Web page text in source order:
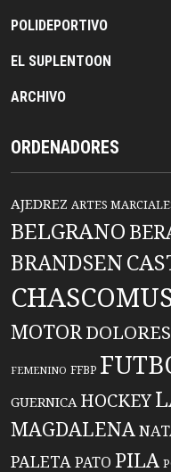
POLIDEPORTIVO
EL SUPLENTOON
ARCHIVO
ORDENADORES
AJEDREZ ARTES
BELGRANO
BRANDSEN
MOTORDOLORES
FEMENINO FFBP
GUERNICA HOCKEY
MAGDALENA
PALETAPATO PILA